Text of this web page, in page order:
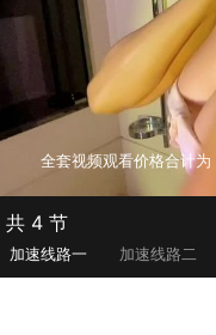
全套视频观看价格合计为
共 4 节
加速线路一 加速线路二